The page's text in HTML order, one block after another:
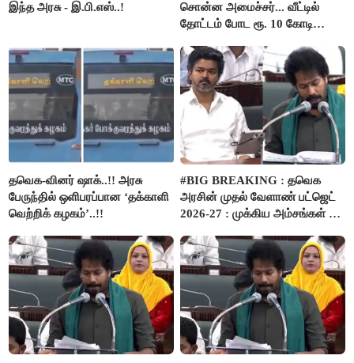
இந்த அரசு - இ.பி.எஸ்..!
சொன்ன அமைச்சர்... வீட்டில்
தோட்டம் போட ரூ. 10 கோடி
தவெக-வினர் ஷாக்..!! அரசு
பேருந்தில் ஒளிபரப்பான ‘தக்காளி
வெற்றிக் கழகம்’..!!
#BIG BREAKING : தவெக
அரசின் முதல் வேளாண் பட்ஜெட்
2026-27 : முக்கிய அம்சங்கள் ஓர்